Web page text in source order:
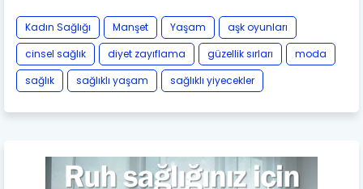
Kadın Sağlığı Manşet Yaşam
aşk oyunları
cinsel sağlık
diyet zayıflama güzellik sırları
moda
sağlık
sağlıklı yaşam sağlıklı yiyecekler